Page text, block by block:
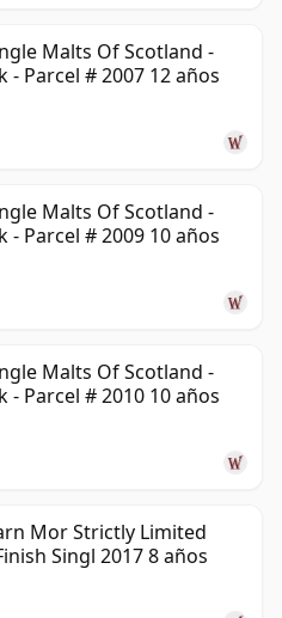
Malts Of Scotland -
- Parcel # 2007 12 años
Malts Of Scotland -
- Parcel # 2009 10 años
Malts Of Scotland -
- Parcel # 2010 10 años
Mor Strictly Limited
Singl 2017 8 años